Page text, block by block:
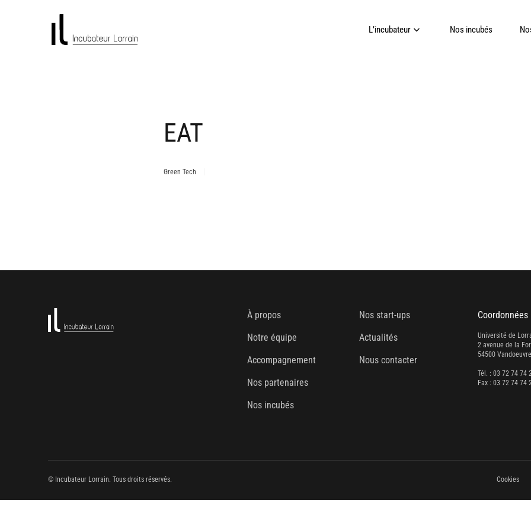
L’incubateur Nos incubés
EAT
Green Tech
À propos
Notre équipe
Accompagnement
Nos partenaires
Nos incubés
Nos start-ups
Actualités
Nous contacter
Coordonnées
Université de
2 avenue de la
54500
Tél. : 03 72 74 74
Fax : 03 72 74 74
© Incubateur Lorrain. Tous droits réservés. Cookies